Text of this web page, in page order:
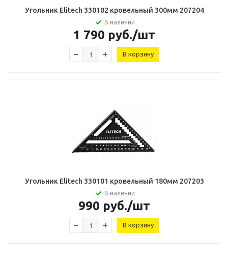
Угольник Elitech 330102 кровельный 300мм 207204
В наличии
1 790 руб./шт
В корзину
Угольник Elitech 330101 кровельный 180мм 207203
В наличии
990 руб./шт
В корзину